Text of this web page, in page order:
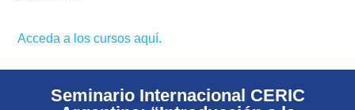
Acceda a los cursos aquí.
Seminario Internacional CERIC